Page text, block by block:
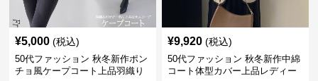
¥5,000 (税込)
50代ファッション 秋冬新作ポン
チョ風ケープコート上品羽織り
¥9,920 (税込)
50代ファッション 秋冬新作中綿
コート体型カバー上品レディー